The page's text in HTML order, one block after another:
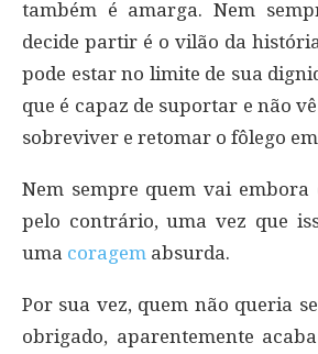
também é amarga. Nem
decide partir é o vilão da
pode estar no limite de sua
que é capaz de suportar e não
sobreviver e retomar o fôlego
Nem sempre quem vai embora
pelo contrário, uma vez que
uma coragem absurda.
Por sua vez, quem não queria
obrigado, aparentemente